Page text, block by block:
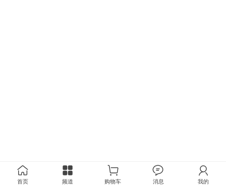
首页 频道 购物车 消息 我的